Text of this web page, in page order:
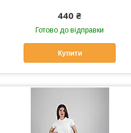
440 ₴
Готово до відправки
Купити